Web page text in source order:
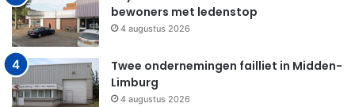
bewoners met ledenstop
4 augustus 2026
Twee ondernemingen failliet in Midden-
Limburg
4 augustus 2026